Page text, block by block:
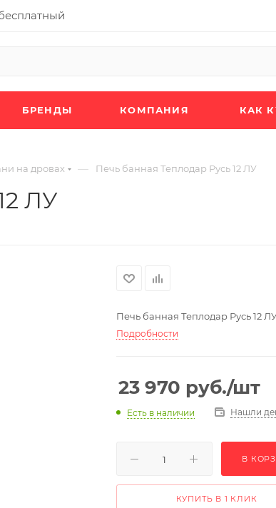
БРЕНДЫ КОМПАНИЯ КАК
на дровах — Печь банная Теплодар Русь 12 ЛУ
ЛУ
Печь банная Теплодар Русь 12
Подробности
23 970 руб./шт
Есть в наличии Нашли
В
КУПИТЬ В 1 КЛИК